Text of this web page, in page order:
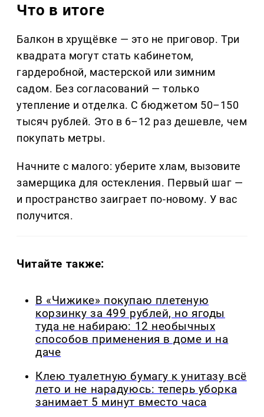
Что в итоге
Балкон в хрущёвке — это не приговор. Три
квадрата могут стать кабинетом,
гардеробной, мастерской или зимним
садом. Без согласований — только
утепление и отделка. С бюджетом 50–150
тысяч рублей. Это в 6–12 раз дешевле, чем
покупать метры.
Начните с малого: уберите хлам, вызовите
замерщика для остекления. Первый шаг —
и пространство заиграет по-новому. У вас
получится.
Читайте также:
В «Чижике» покупаю плетеную
корзинку за 499 рублей, но ягоды
туда не набираю: 12 необычных
способов применения в доме и на
даче
Клею туалетную бумагу к унитазу всё
лето и не нарадуюсь: теперь уборка
занимает 5 минут вместо часа